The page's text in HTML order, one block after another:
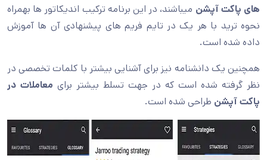
های پاکت آپشن میباشند، در این برنامه ترکیب اندیکاتور ها بهمراه
نحوه ترید با هر یک در تایم فریم های پیشنهادی آن ها آموزش
داده شده است.
همچنین یک دانشنامه نیز برای آشنایی بیشتر با کلمات تخصصی در
نظر گرفته شده است که در جهت تسلط بیشتر برای معاملات در
پاکت آپشن طراحی شده است.